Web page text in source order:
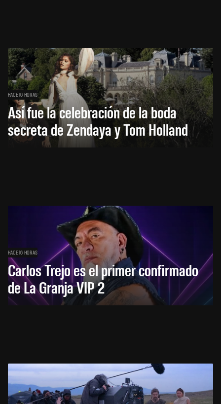
HACE 16 HORAS
Así fue la celebración de la boda
secreta de Zendaya y Tom Holland
HACE 16 HORAS
Carlos Trejo es el primer confirmado
de La Granja VIP 2